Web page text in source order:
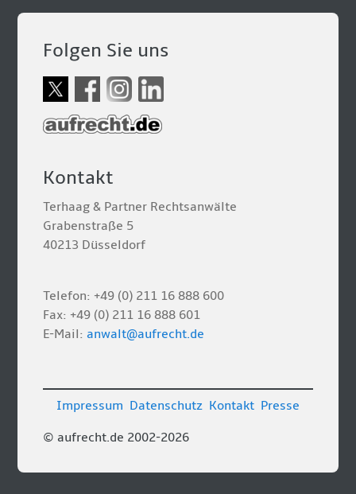
Folgen Sie uns
Kontakt
Terhaag & Partner Rechtsanwälte
Grabenstraße 5
40213 Düsseldorf
Telefon: +49 (0) 211 16 888 600
Fax: +49 (0) 211 16 888 601
E-Mail:anwalt@aufrecht.de
© aufrecht.de 2002-2026
Impressum Datenschutz Kontakt Presse